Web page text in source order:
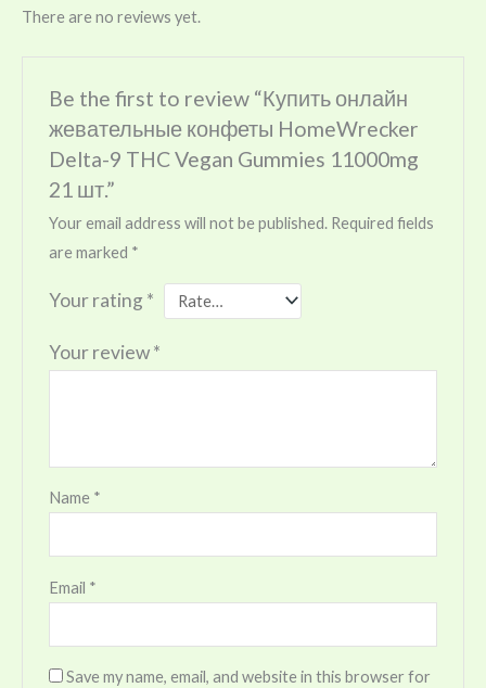
There are no reviews yet.
Be the first to review “Купить онлайн
жевательные конфеты HomeWrecker
Delta-9 THC Vegan Gummies 11000mg
21 шт.”
Your email address will not be published. Required fields
are marked *
Your rating *
Your review*
Name *
Email *
Save my name, email, and website in this browser for